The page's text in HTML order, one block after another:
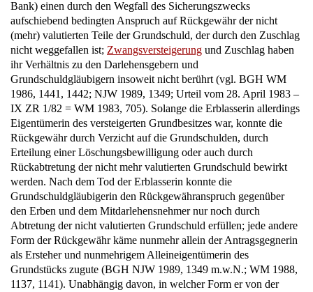
aufschiebend bedingten Anspruch auf Rückgewähr der nicht
(mehr) valutierten Teile der Grundschuld, der durch den Zuschlag
nicht weggefallen ist;Zwangsversteigerungund Zuschlag haben
ihr Verhältnis zu den Darlehensgebern und
Grundschuldgläubigern insoweit nicht berührt (vgl. BGH WM
1986, 1441, 1442; NJW 1989, 1349; Urteil vom 28. April 1983 –
IX ZR 1/82 = WM 1983, 705). Solange die Erblasserin allerdings
Eigentümerin des versteigerten Grundbesitzes war, konnte die
Rückgewähr durch Verzicht auf die Grundschulden, durch
Erteilung einer Löschungsbewilligung oder auch durch
Rückabtretung der nicht mehr valutierten Grundschuld bewirkt
werden. Nach dem Tod der Erblasserin konnte die
Grundschuldgläubigerin den Rückgewähranspruch gegenüber
den Erben und dem Mitdarlehensnehmer nur noch durch
Abtretung der nicht valutierten Grundschuld erfüllen; jede andere
Form der Rückgewähr käme nunmehr allein der Antragsgegnerin
als Ersteher und nunmehrigem Alleineigentümerin des
Grundstücks zugute (BGH NJW 1989, 1349 m.w.N.; WM 1988,
1137, 1141). Unabhängig davon, in welcher Form er von der
Grundschuldgläubigerin zu erfüllen ist, steht der